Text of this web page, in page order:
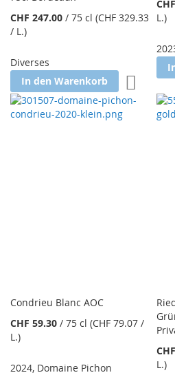
CHF 247.00 / 75 cl (CHF 329.33
/ L.)
Diverses
In den Warenkorb
Zur
L.)
Condrieu Blanc AOC
CHF 59.30 / 75 cl (CHF 79.07 /
L.)
2024, Domaine Pichon
L.)